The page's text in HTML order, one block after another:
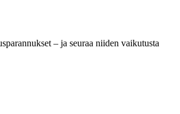
– ja seuraa niiden vaikutusta